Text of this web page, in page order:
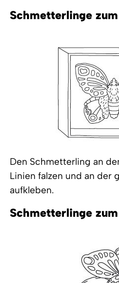
Schmetterlinge
Den Schmetterling an
Linien falzen und an der
aufkleben.
Schmetterlinge